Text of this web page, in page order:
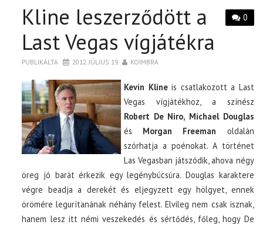
0
Kline leszerződött a
Last Vegas vígjátékra
PUBLIKÁLTA 2012. JÚLIUS 19. KOIMBRA
Kevin Klineis csatlakozott a Last
Vegas vígjátékhoz, a színész
Robert De Niro, Michael Douglas
és Morgan Freeman oldalán
szórhatja a poénokat. A történet
Las Vegasban játszódik, ahova négy
öreg jó barát érkezik egy legénybúcsúra. Douglas karaktere
végre beadja a derekét és eljegyzett egy hölgyet, ennek
örömére legurítanának néhány felest. Elvileg nem csak isznak,
hanem lesz itt némi veszekedés és sértődés, főleg, hogy De